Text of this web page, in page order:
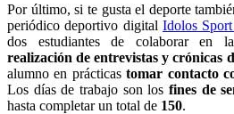
Por último, si te gusta el deporte
periódico deportivo digital Idolos
dos estudiantes de colaborar en
realización de entrevistas y crónicas
alumno en prácticastomar contacto
Los días de trabajo son los fines de
hasta completar un total de 150.